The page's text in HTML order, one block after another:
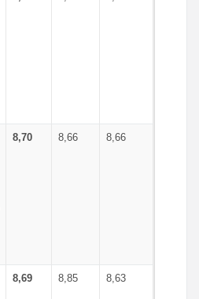
8,70 8,66 8,66
8,69 8,85 8,63